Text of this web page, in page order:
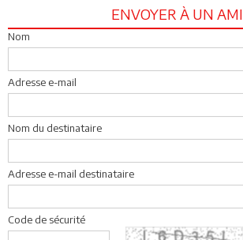
ENVOYER À UN AMI
Nom
Adresse e-mail
Nom du destinataire
Adresse e-mail destinataire
Code de sécurité